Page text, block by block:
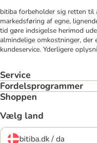
bitiba forbeholder sig retten til
markedsføring af egne,
tid gøre indsigelse herimod
almindelige omkostninger,
kundeservice. Yderligere
Service
Fordelsprogrammer
Shoppen
Vælg land
bitiba.dk / da